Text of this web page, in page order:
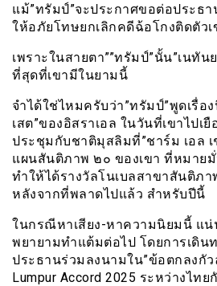
แม้”ทรัมป์”จะประกาศขอต่อประธ
ให้อภัยโทษยกเลิกคดีฉ้อโกงติดตัวเ
เพราะในสายตา””ทรัมป์”นั้น”เนทั
ที่สุดที่เขามีในยามนี้
จำได้ใช่ไหมครับว่า”ทรัมป์”พูดเรื่อ
เสต”ของอิสราเอล ในวันที่เขาไปเ
ประชุมกับชาติมุสลิมที่”ชาร์ม เอล เ
แผนสันติภาพ ๒๐ ของเขา ที่หมาย
ทำให้ได้รางวัลโนเบลสาขาสันติภ
หลังจากที่พลาดไปแล้ว สำหรับปีนี้
ในกรณีหาเสียง-หาความนิยมนี้ แน่
พยายามทำแต้มต่อไป โดยการเดิน
ประธานร่วมลงนามใน”ข้อตกลงกัว
Lumpur Accord 2025 ระหว่างไท